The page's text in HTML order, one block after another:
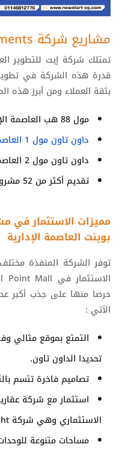
مشاريع شركة
تمتلك شركة إيت للتطوير
قدرة هذه الشركة في
بثقة العملاء ومن أبرز هذه
مول 88 هب العاصمة الإدارية.
داون تاون مول 1 العاصمة الإدارية
داون تاون مول 2 العاصمة الإدارية.
تقديم أكثر من 52 مشروع في القاهرة الجديدة والجونة.
مميزات الاستثمار في
بوينت العاصمة الإدارية
توفر الشركة المنفذة
الاستثمار في Point Mall
حرصا منها على جذب أكبر
الآتي :
التمتع بموقع مثالي
تحديدا الداون تاون.
تصاميم فاخرة تتسم
استثمار مع شركة
الاستثماري وهي شركة
مساحات متنوعة